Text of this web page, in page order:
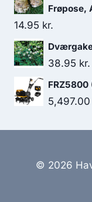
Frøpose,
14.95 kr.
38.95 kr.
5,497.00
© 2026